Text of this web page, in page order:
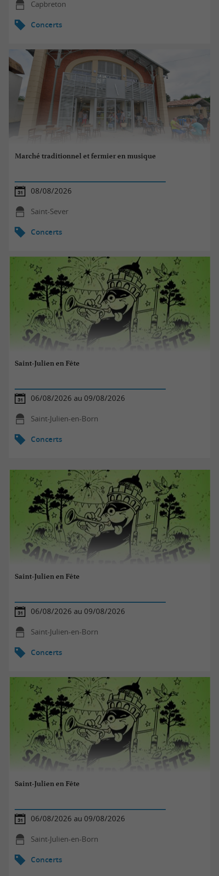
Capbreton
Concerts
Marché traditionnel et fermier en musique
08/08/2026
Saint-Sever
Concerts
Saint-Julien en Fête
06/08/2026 au 09/08/2026
Saint-Julien-en-Born
Concerts
Saint-Julien en Fête
06/08/2026 au 09/08/2026
Saint-Julien-en-Born
Concerts
Saint-Julien en Fête
06/08/2026 au 09/08/2026
Saint-Julien-en-Born
Concerts